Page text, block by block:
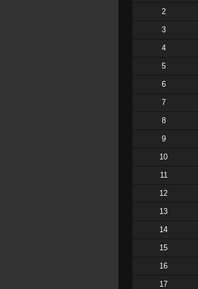
2
3
4
5
6
7
8
9
10
11
12
13
14
15
16
17